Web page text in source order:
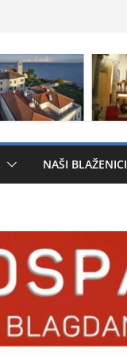
NAŠI BLAŽENICI